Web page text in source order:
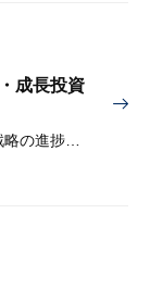
成長投資
米国を上回る生産性向上ペースが必要で成長戦略の進捗管理も課題